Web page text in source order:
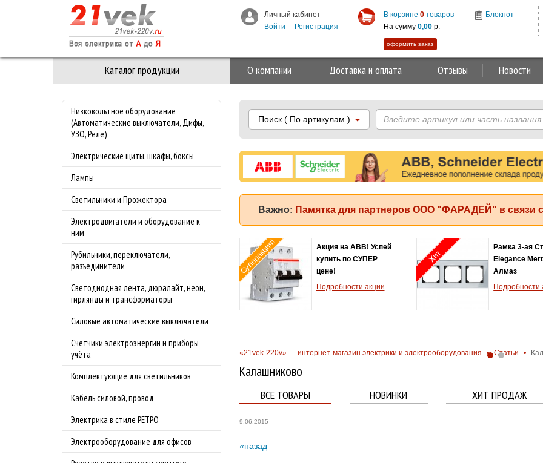
Каталог продукции О компании Доставка и оплата Отзывы Новости
Низковольтное оборудование
(Автоматические выключатели, Дифы,
УЗО, Реле)
Электрические щиты, шкафы, боксы
Лампы
Светильники и Прожектора
Электродвигатели и оборудование к
ним
Рубильники, переключатели,
разъединители
Светодиодная лента, дюралайт, неон,
гирлянды и трансформаторы
Силовые автоматические выключатели
Счетчики электроэнергии и приборы
учёта
Комплектующие для светильников
Кабель силовой, провод
Электрика в стиле РЕТРО
Электрооборудование для офисов
Поиск( По артикулам )
Важно: Памятка для партнеров ООО "ФАРАДЕЙ" в связи
предложение на
Бесплатная доставка
по Москве в
преддверии сезона
шашлыков.
Подробности акции
Хит
Соединитель 2,5мм2
оранжевый Legrand
Capvis
Подробности акции
Хит продаж!
Автомат
MS116-4.0 50
регулируемой
тепловой
«21vek-220v» — интернет-магазин электрики и электрооборудования Статьи
Калашниково
ВСЕ ТОВАРЫ НОВИНКИ ХИТ ПРОДАЖ
9.06.2015
назад
Личный кабинет
Войти
Регистрация
В корзине 0 товаров
На сумму 0,00 р.
оформить заказ
Блокнот